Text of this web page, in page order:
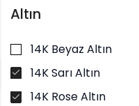
Altın
14K Beyaz Altın
14K Sarı Altın
14K Rose Altın